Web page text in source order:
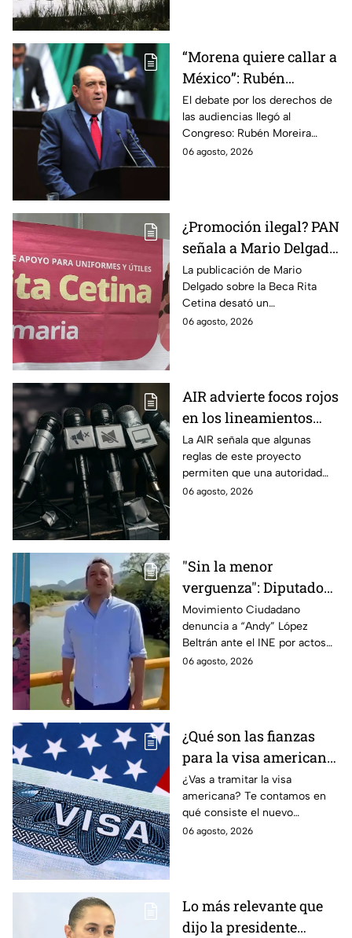
“Morena quiere callar a
México”: Rubén
Moreira pide frenar
discusión de
lineamientos de
audiencias hasta
El debate por los derechos de
las audiencias llegó al
Congreso: Rubén Moreira
reclama una consulta con
06 agosto, 2026
¿Promoción ilegal? PAN
señala a Mario Delgado
por publicación sobre
la Beca Rita Cetina
La publicación de Mario
Delgado sobre la Beca Rita
Cetina desató un
enfrentamiento entre Morena
06 agosto, 2026
AIR advierte focos rojos
en los lineamientos
para proteger a las
audiencias
La AIR señala que algunas
reglas de este proyecto
permiten que una autoridad
gubernamental supervise,
06 agosto, 2026
"Sin la menor
verguenza": Diputado
Juan Zavala denuncia
ante el INE a Andy
López Beltrán por
campaña anticipada en
Movimiento Ciudadano
denuncia a “Andy” López
Beltrán ante el INE por actos
anticipados de campaña en
06 agosto, 2026
¿Qué son las fianzas
para la visa americana
y por qué causan tanta
controversia?
¿Vas a tramitar la visa
americana? Te contamos en
qué consiste el nuevo
programa de fianzas
06 agosto, 2026
Lo más relevante que
dijo la presidente